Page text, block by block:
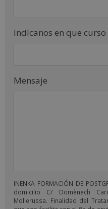
Indícanos en que
Mensaje
INENKA FORMACIÓN DE
domicilio C/ Domènech
Mollerussa. Finalidad del